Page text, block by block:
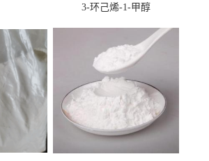
3-环己烯-1-甲醇